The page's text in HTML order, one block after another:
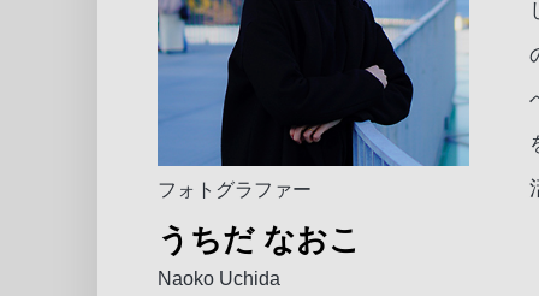
フォトグラファー
うちだ なおこ
Naoko Uchida